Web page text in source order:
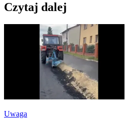
Czytaj dalej
Uwaga